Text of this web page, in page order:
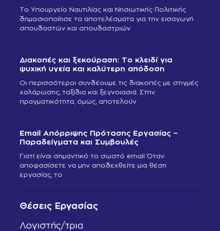
Θέσεις Εργασίας
Λογιστής/τρια
Το Υπουργείο Ναυτιλίας και Νησιωτικής Πολιτικής
δημοσιοποίησε τα αποτελέσματα για την εισαγωγή
σπουδαστών και σπουδαστριών
Διακοπές και ξεκούραση: Το κλειδί για
ψυχική υγεία και καλύτερη απόδοση
Οι περισσότεροι συνδέουμε τις διακοπές με στιγμές
χαλάρωσης, ταξίδια και ξεγνοιασιά. Στην
πραγματικότητα, όμως, αποτελούν
Email Απόρριψης Πρότασης Εργασίας –
Παραδείγματα και Συμβουλές
Γιατί είναι σημαντικό το σωστό email Όταν
αποφασίσετε να μην αποδεχθείτε μια θέση
εργασίας, το